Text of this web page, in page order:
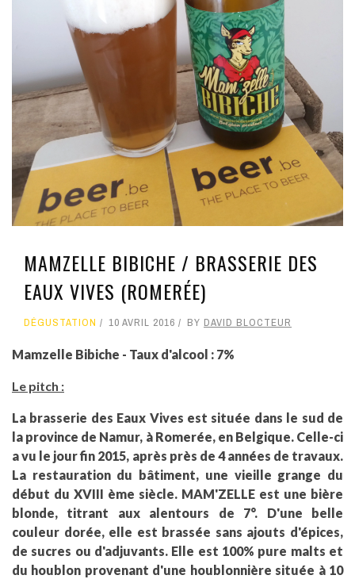
MAMZELLE BIBICHE / BRASSERIE DES
EAUX VIVES (ROMERÉE)
DÉGUSTATION 10 AVRIL 2016 BY DAVID BLOCTEUR
Mamzelle Bibiche - Taux d'alcool : 7%
Le pitch :
La brasserie des Eaux Vives est située dans le sud de
la province de Namur, à Romerée, en Belgique. Celle-ci
a vu le jour fin 2015, après près de 4 années de travaux.
La restauration du bâtiment, une vieille grange du
début du XVIII ème siècle. MAM'ZELLE est une bière
blonde, titrant aux alentours de 7°. D'une belle
couleur dorée, elle est brassée sans ajouts d'épices,
de sucres ou d'adjuvants. Elle est 100% pure malts et
du houblon provenant d'une houblonnière située à 10